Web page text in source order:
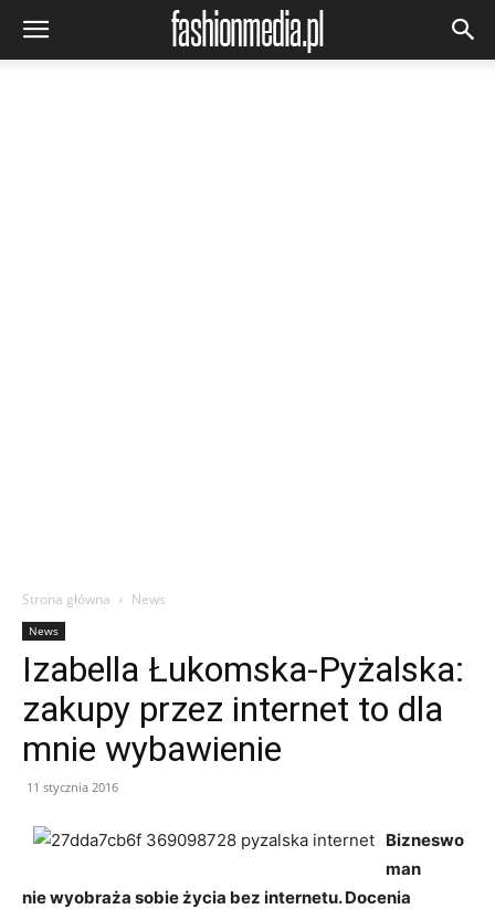
Strona główna News
News
Izabella Łukomska-Pyżalska:
zakupy przez internet to dla
mnie wybawienie
11 stycznia 2016
Bizneswo
man
nie wyobraża sobie życia bez internetu. Docenia